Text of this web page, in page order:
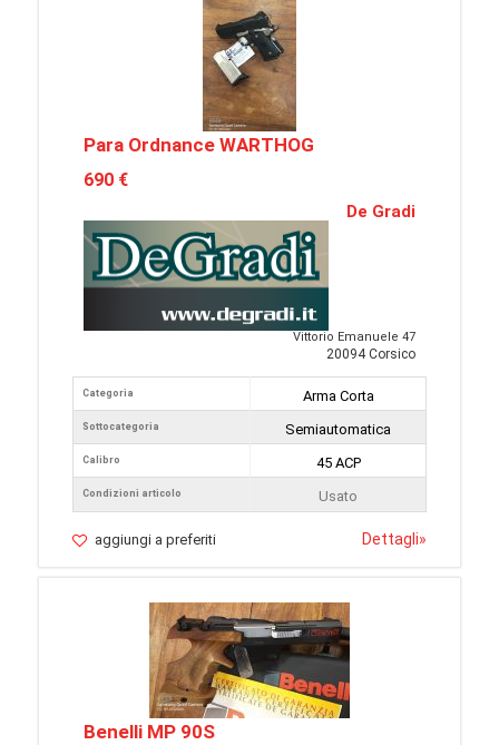
Para Ordnance WARTHOG
690 €
De Gradi
Vittorio Emanuele 47
20094 Corsico
Categoria
Sottocategoria
Calibro
Condizioni articolo
Arma Corta
Semiautomatica
45 ACP
Usato
aggiungi a preferiti Dettagli»
Benelli MP 90S